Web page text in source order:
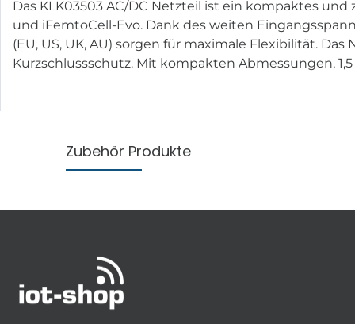
Das KLK03503 AC/DC Netzteil ist ein kompaktes
und iFemtoCell-Evo. Dank des weiten
(EU, US, UK, AU) sorgen für maximale Flexibilität.
Kurzschlussschutz. Mit kompakten Abmessungen,
Zubehör Produkte